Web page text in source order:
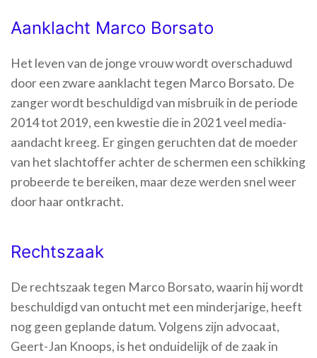
Aanklacht Marco Borsato
Het leven van de jonge vrouw wordt overschaduwd
door een zware aanklacht tegen Marco Borsato. De
zanger wordt beschuldigd van misbruik in de periode
2014 tot 2019, een kwestie die in 2021 veel media-
aandacht kreeg. Er gingen geruchten dat de moeder
van het slachtoffer achter de schermen een schikking
probeerde te bereiken, maar deze werden snel weer
door haar ontkracht.
Rechtszaak
De rechtszaak tegen Marco Borsato, waarin hij wordt
beschuldigd van ontucht met een minderjarige, heeft
nog geen geplande datum. Volgens zijn advocaat,
Geert-Jan Knoops, is het onduidelijk of de zaak in